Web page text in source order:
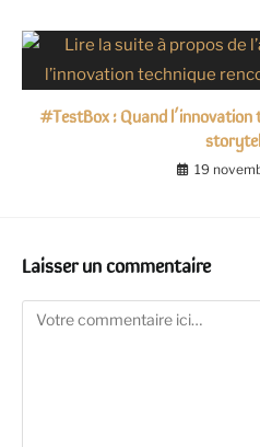
#TestBox : Quand
19
Laisser un commentaire